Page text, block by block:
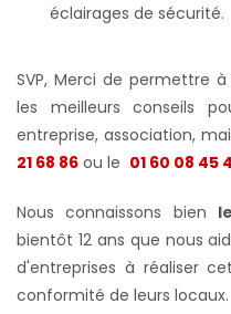
éclairages de sécurité.
SVP, Merci de permettre
les meilleurs conseils
entreprise, association,
21 68 86 ou le 01 60 08 45
Nous connaissons bien
bientôt 12 ans que nous
d'entreprises à réaliser
conformité de leurs locaux.